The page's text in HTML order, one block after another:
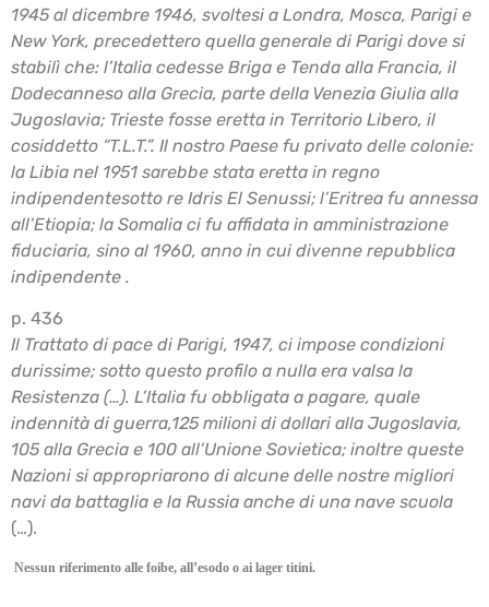
1945 al dicembre 1946, svoltesi a Londra, Mosca, Parigi e
New York, precedettero quella generale di Parigi dove si
stabilì che: l’Italia cedesse Briga e Tenda alla Francia, il
Dodecanneso alla Grecia, parte della Venezia Giulia alla
Jugoslavia; Trieste fosse eretta in Territorio Libero, il
cosiddetto “T.L.T.”. Il nostro Paese fu privato delle colonie:
la Libia nel 1951 sarebbe stata eretta in regno
indipendentesotto re Idris El Senussi; l’Eritrea fu annessa
all’Etiopia; la Somalia ci fu affidata in amministrazione
fiduciaria, sino al 1960, anno in cui divenne repubblica
indipendente .
p. 436
Il Trattato di pace di Parigi, 1947, ci impose condizioni
durissime; sotto questo profilo a nulla era valsa la
Resistenza (…). L’Italia fu obbligata a pagare, quale
indennità di guerra,125 milioni di dollari alla Jugoslavia,
105 alla Grecia e 100 all’Unione Sovietica; inoltre queste
Nazioni si appropriarono di alcune delle nostre migliori
navi da battaglia e la Russia anche di una nave scuola
(…).
Nessun riferimento alle foibe, all’esodo o ai lager titini.